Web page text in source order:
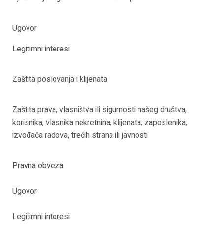
Ugovor
Legitimni interesi
Zaštita poslovanja i klijenata
Zaštita prava, vlasništva ili sigurnosti našeg društva,
korisnika, vlasnika nekretnina, klijenata, zaposlenika,
izvođača radova, trećih strana ili javnosti
Pravna obveza
Ugovor
Legitimni interesi